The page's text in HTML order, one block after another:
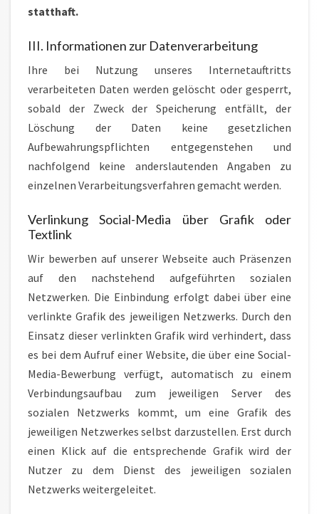
statthaft.
III. Informationen zur Datenverarbeitung
Ihre bei Nutzung unseres Internetauftritts
verarbeiteten Daten werden gelöscht oder gesperrt,
sobald der Zweck der Speicherung entfällt, der
Löschung der Daten keine gesetzlichen
Aufbewahrungspflichten entgegenstehen und
nachfolgend keine anderslautenden Angaben zu
einzelnen Verarbeitungsverfahren gemacht werden.
Verlinkung Social-Media über Grafik oder
Textlink
Wir bewerben auf unserer Webseite auch Präsenzen
auf den nachstehend aufgeführten sozialen
Netzwerken. Die Einbindung erfolgt dabei über eine
verlinkte Grafik des jeweiligen Netzwerks. Durch den
Einsatz dieser verlinkten Grafik wird verhindert, dass
es bei dem Aufruf einer Website, die über eine Social-
Media-Bewerbung verfügt, automatisch zu einem
Verbindungsaufbau zum jeweiligen Server des
sozialen Netzwerks kommt, um eine Grafik des
jeweiligen Netzwerkes selbst darzustellen. Erst durch
einen Klick auf die entsprechende Grafik wird der
Nutzer zu dem Dienst des jeweiligen sozialen
Netzwerks weitergeleitet.